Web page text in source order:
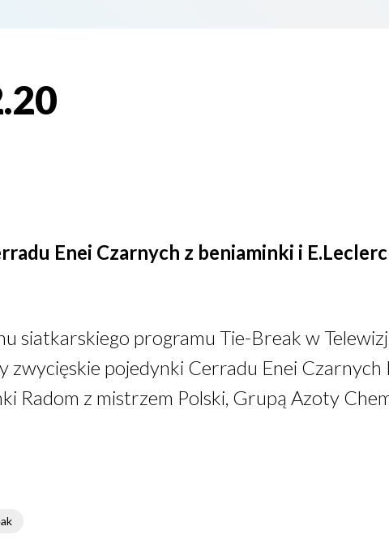
Enei Czarnych z beniaminki i
siatkarskiego programu Tie-Break w
pojedynki Cerradu Enei Czarnych
Radom z mistrzem Polski, Grupą Azoty